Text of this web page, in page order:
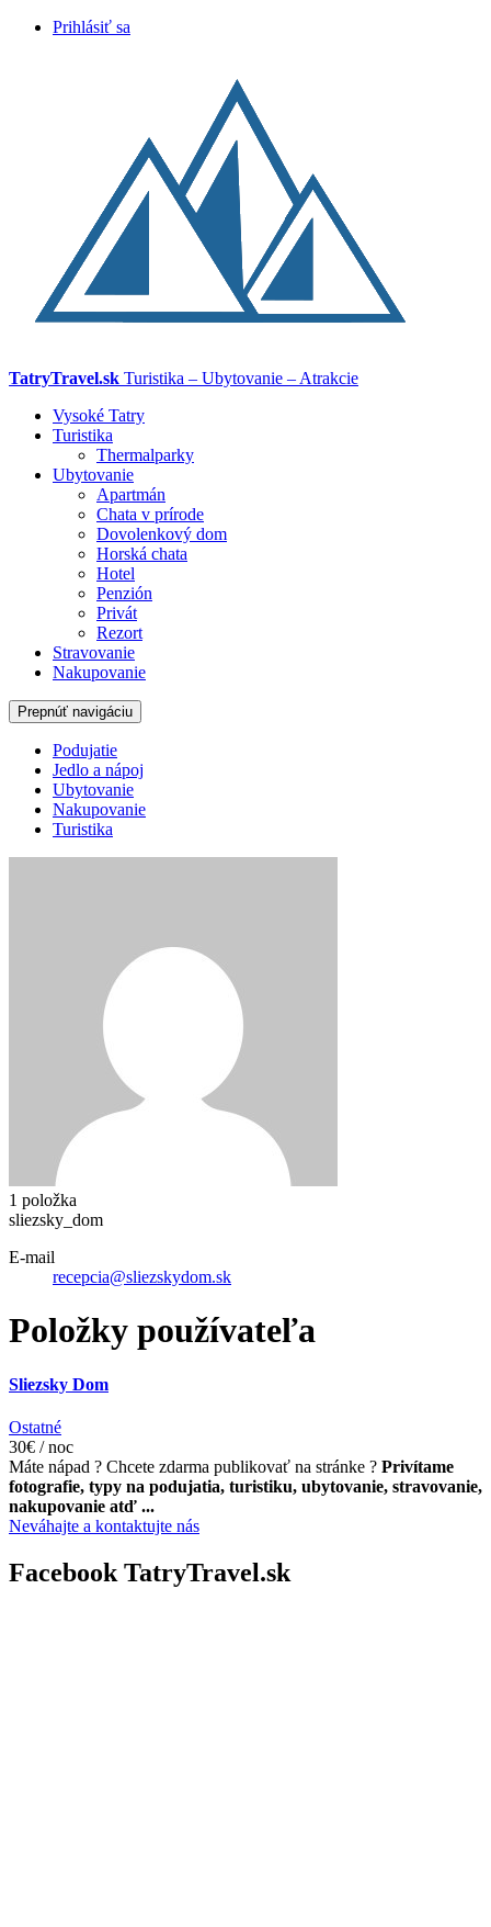
Prihlásiť sa
TatryTravel.sk Turistika – Ubytovanie – Atrakcie
Vysoké Tatry
Turistika
Thermalparky
Ubytovanie
Apartmán
Chata v prírode
Dovolenkový dom
Horská chata
Hotel
Penzión
Privát
Rezort
Stravovanie
Nakupovanie
Prepnúť navigáciu
Podujatie
Jedlo a nápoj
Ubytovanie
Nakupovanie
Turistika
1 položka
sliezsky_dom
E-mail
recepcia@sliezskydom.sk
Položky používateľa
Sliezsky Dom
Ostatné
30€ / noc
Máte nápad ? Chcete zdarma publikovať na stránke ? Privítame
fotografie, typy na podujatia, turistiku, ubytovanie, stravovanie,
nakupovanie atď ...
Neváhajte a kontaktujte nás
Facebook TatryTravel.sk